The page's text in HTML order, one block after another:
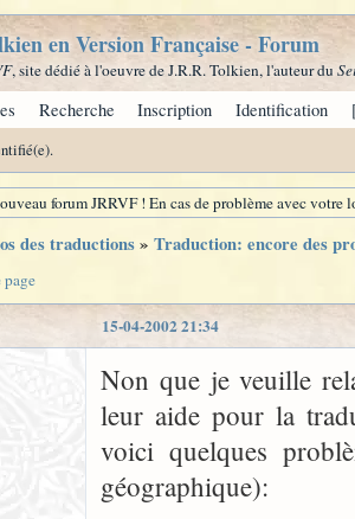
en Version Française - Forum
, site dédié à l'oeuvre de J.R.R. Tolkien, l'auteur du
Recherche Inscription Identification
forum JRRVF ! En cas de problème avec
des traductions» Traduction: encore des
page
15-04-2002 21:34
Non que je veuille
leur aide pour la
voici quelques
géographique):